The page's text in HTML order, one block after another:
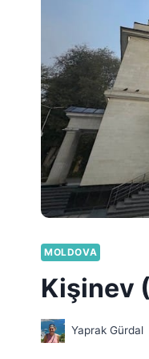
MOLDOVA
Kişinev
Yaprak Gürdal